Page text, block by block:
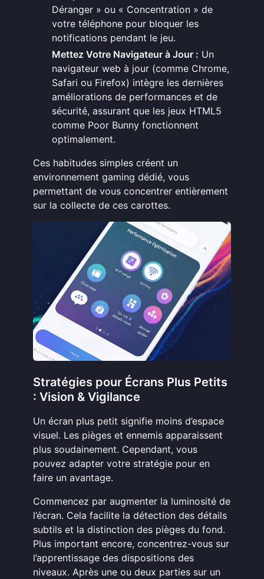
Déranger » ou « Concentration » de
votre téléphone pour bloquer les
notifications pendant le jeu.
Mettez Votre Navigateur à Jour : Un
navigateur web à jour (comme Chrome,
Safari ou Firefox) intègre les dernières
améliorations de performances et de
sécurité, assurant que les jeux HTML5
comme Poor Bunny fonctionnent
optimalement.
Ces habitudes simples créent un
environnement gaming dédié, vous
permettant de vous concentrer entièrement
sur la collecte de ces carottes.
Stratégies pour Écrans Plus Petits
: Vision & Vigilance
Un écran plus petit signifie moins d’espace
visuel. Les pièges et ennemis apparaissent
plus soudainement. Cependant, vous
pouvez adapter votre stratégie pour en
faire un avantage.
Commencez par augmenter la luminosité de
l’écran. Cela facilite la détection des détails
subtils et la distinction des pièges du fond.
Plus important encore, concentrez-vous sur
l’apprentissage des dispositions des
niveaux. Après une ou deux parties sur un